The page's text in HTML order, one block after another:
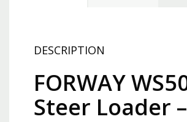
DESCRIPTION
FORWAY
Steer Loader –